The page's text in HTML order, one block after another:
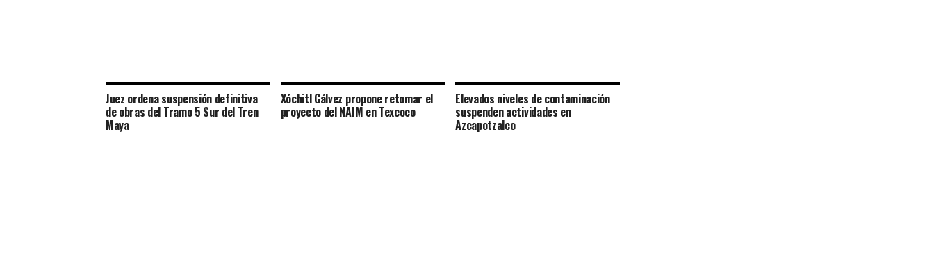
Juez ordena suspensión definitiva
de obras del Tramo 5 Sur del Tren
Maya
Xóchitl Gálvez propone retomar el
proyecto del NAIM en Texcoco
Elevados niveles de contaminación
suspenden actividades en
Azcapotzalco